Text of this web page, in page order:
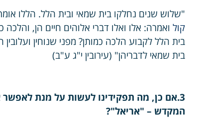
"שלוש שנים נחלקו בית שמאי ובית הלל. הללו
קול ואמרה: אלו ואלו דברי אלוהים חיים הן,
בית הלל לקבוע הלכה כמותן? מפני שנוחין ועלובין
בית שמאי לדבריהן" (עירובין י"ג ע"ב)
3.אם כן, מה תפקידינו לעשות על מנת
המקדש – "אריאל"?